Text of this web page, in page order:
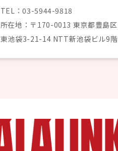
TEL：03-5944-9818
所在地：〒170-0013 東京都豊島区
東池袋3-21-14 NTT新池袋ビル9階